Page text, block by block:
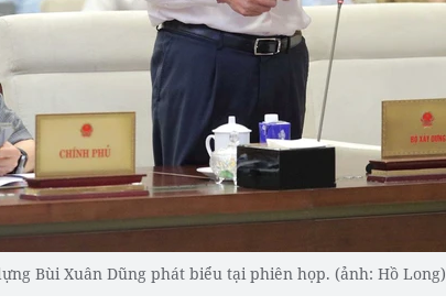
Bùi Xuân Dũng phát biểu tại phiên họp. (ảnh: Hồ Long)